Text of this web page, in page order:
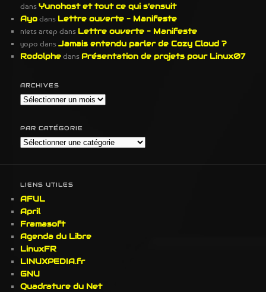
dansYunohost et tout ce qui s’ensuit
Ayodans Lettre ouverte – Manifeste
niets artep dans Lettre ouverte – Manifeste
yopo dansJamais entendu parler de Cozy Cloud ?
Rodolphedans Présentation de projets pour Linux07
ARCHIVES
Archives
PAR CATÉGORIE
Par
LIENS UTILES
AFUL
April
Framasoft
Agenda du Libre
LinuxFR
LINUXPEDIA.fr
GNU
Quadrature du Net